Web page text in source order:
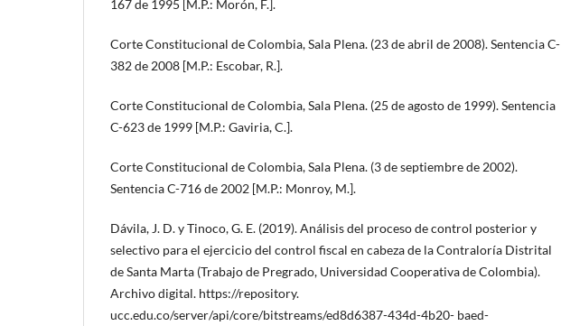
167 de 1995 [M.P.: Morón, F.].
Corte Constitucional de Colombia, Sala Plena. (23 de abril de 2008). Sentencia C-
382 de 2008 [M.P.: Escobar, R.].
Corte Constitucional de Colombia, Sala Plena. (25 de agosto de 1999). Sentencia
C-623 de 1999 [M.P.: Gaviria, C.].
Corte Constitucional de Colombia, Sala Plena. (3 de septiembre de 2002).
Sentencia C-716 de 2002 [M.P.: Monroy, M.].
Dávila, J. D. y Tinoco, G. E. (2019). Análisis del proceso de control posterior y
selectivo para el ejercicio del control fiscal en cabeza de la Contraloría Distrital
de Santa Marta (Trabajo de Pregrado, Universidad Cooperativa de Colombia).
Archivo digital. https://repository.
ucc.edu.co/server/api/core/bitstreams/ed8d6387-434d-4b20- baed-